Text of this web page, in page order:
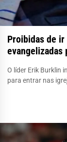
Proibidas de ir
evangelizadas
O líder Erik Burklin
para entrar nas